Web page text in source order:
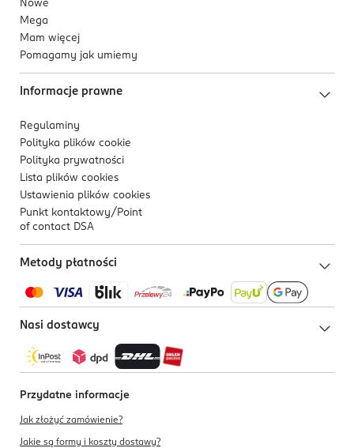
Nowe
Mega
Mam więcej
Pomagamy jak umiemy
Informacje prawne
Regulaminy
Polityka plików cookie
Polityka prywatności
Lista plików cookies
Ustawienia plików cookies
Punkt kontaktowy/ Point
of contact DSA
Metody płatności
Nasi dostawcy
Przydatne informacje
Jak złożyć zamówienie?
Jakie są formy i koszty dostawy?